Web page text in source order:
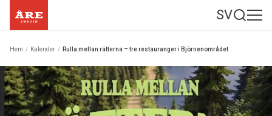
SV
Hem / Kalender / Rulla mellan rätterna – tre restauranger i Björnenområdet